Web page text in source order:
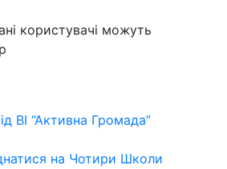
користувачі можуть
ВІ “Активна Громада”
на Чотири Школи